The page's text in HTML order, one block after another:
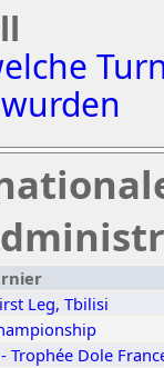
Leg, Tbilisi
Dole